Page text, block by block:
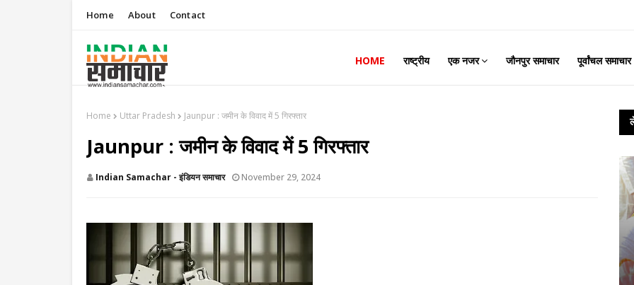
Home About Contact
HOME राष्ट्रीय एक नजर जौनपुर समाचार पूर्वांचल समाचार
Home Uttar Pradesh ​Jaunpur : जमीन के विवाद में 5 गिरफ्तार
​Jaunpur : जमीन के विवाद में 5 गिरफ्तार
Indian Samachar - इंडियन समाचार November 29, 2024